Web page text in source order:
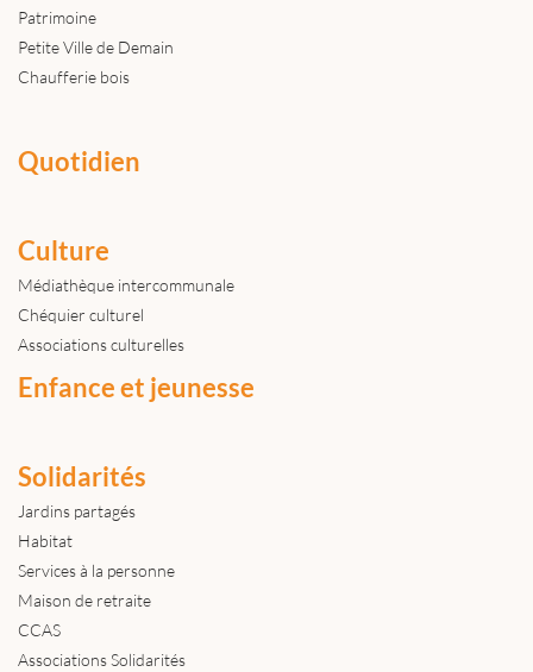
Patrimoine
Petite Ville de Demain
Chaufferie bois
Quotidien
Culture
Médiathèque intercommunale
Chéquier culturel
Associations culturelles
Enfance et jeunesse
Solidarités
Jardins partagés
Habitat
Services à la personne
Maison de retraite
CCAS
Associations Solidarités